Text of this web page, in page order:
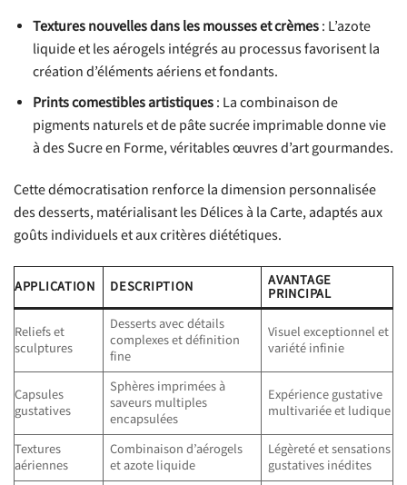
Textures nouvelles dans les mousses et crèmes: L’azote
liquide et les aérogels intégrés au processus favorisent la
création d’éléments aériens et fondants.
Prints comestibles artistiques: La combinaison de
pigments naturels et de pâte sucrée imprimable donne vie
à des Sucre en Forme, véritables œuvres d’art gourmandes.
Cette démocratisation renforce la dimension personnalisée
des desserts, matérialisant les Délices à la Carte, adaptés aux
goûts individuels et aux critères diététiques.
APPLICATION DESCRIPTION AVANTAGE
PRINCIPAL
Reliefs et
sculptures
Desserts avec détails
complexes et définition
fine
Visuel exceptionnel et
variété infinie
Capsules
gustatives
Sphères imprimées à
saveurs multiples
encapsulées
Expérience gustative
multivariée et ludique
Textures
aériennes
Combinaison d’aérogels
et azote liquide
Légèreté et sensations
gustatives inédites